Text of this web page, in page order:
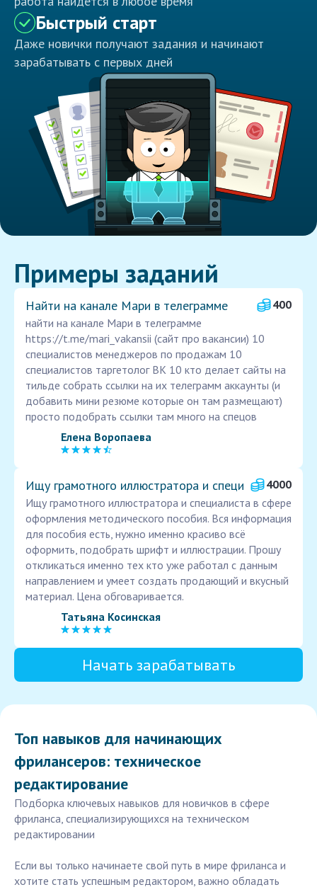
Быстрый старт
Даже новички получают задания и начинают
зарабатывать с первых дней
Примеры заданий
Найти на канале Мари в телеграмме
400
найти на канале Мари в телеграмме
https://t.me/mari_vakansii (сайт про вакансии) 10
специалистов менеджеров по продажам 10
специалистов таргетолог ВК 10 кто делает сайты на
тильде собрать ссылки на их телеграмм аккаунты (и
добавить мини резюме которые он там размещают)
просто подобрать ссылки там много на спецов
Елена Воропаева
Ищу грамотного иллюстратора и специ
4000
Ищу грамотного иллюстратора и специалиста в сфере
оформления методического пособия. Вся информация
для пособия есть, нужно именно красиво всё
оформить, подобрать шрифт и иллюстрации. Прошу
откликаться именно тех кто уже работал с данным
направлением и умеет создать продающий и вкусный
материал. Цена обговаривается.
Татьяна Косинская
Начать зарабатывать
Топ навыков для начинающих
фрилансеров: техническое
редактирование
Подборка ключевых навыков для новичков в сфере
фриланса, специализирующихся на техническом
редактировании
Если вы только начинаете свой путь в мире фриланса и
хотите стать успешным редактором, важно обладать